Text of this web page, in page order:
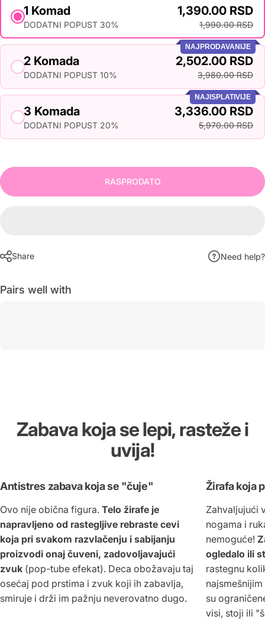
1 Komad
DODATNI POPUST 30%
1,390.00 RSD
1,990.00 RSD
NAJPRODAVANIJE
2 Komada
DODATNI POPUST 10%
2,502.00 RSD
3,980.00 RSD
NAJISPLATIVIJE
3 Komada
DODATNI POPUST 20%
3,336.00 RSD
5,970.00 RSD
RASPRODATO
Share Need help?
Pairs well with
Zabava koja selepi, rastežei
uvija!
Antistres zabava koja se "čuje"
Ovo nije obična figura. Telo žirafe je
napravljeno od rastegljive rebraste cevi
koja pri svakom razvlačenju i sabijanju
proizvodi onaj čuveni, zadovoljavajući
zvuk (pop-tube efekat). Deca obožavaju taj
osećaj pod prstima i zvuk koji ih zabavlja,
smiruje i drži im pažnju neverovatno dugo.
Žirafa koja
Zahvaljujući
nogama i
nemoguće!
ogledalo ili
rastegnu
su
visi, stoji ili